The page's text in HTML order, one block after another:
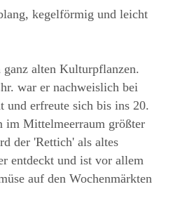
kegelförmig und leicht
alten Kulturpflanzen.
war er nachweislich bei
und erfreute sich bis ins 20.
im Mittelmeerraum größter
der 'Rettich' als altes
entdeckt und ist vor allem
auf den Wochenmärkten